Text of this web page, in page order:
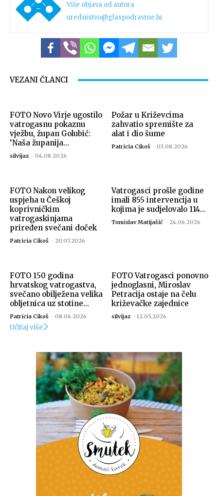
Više objava od autora
urednistvo@glaspodravine.hr
VEZANI ČLANCI
FOTO Novo Virje ugostilo
vatrogasnu pokaznu
vježbu, župan Golubić:
‘Naša županija...
silvijaz - 04.08.2026
Požar u Križevcima
zahvatio spremište za
alat i dio šume
Patricia Cikoš - 03.08.2026
FOTO Nakon velikog
uspjeha u Češkoj
koprivničkim
vatrogaskinjama
priređen svečani doček
Patricia Cikoš - 20.07.2026
Vatrogasci prošle godine
imali 855 intervencija u
kojima je sudjelovalo 114...
Tomislav Matijašić - 24.06.2026
FOTO 150 godina
hrvatskog vatrogastva,
svečano obilježena velika
obljetnica uz stotine...
Patricia Cikoš - 08.06.2026
FOTO Vatrogasci ponovno
jednoglasni, Miroslav
Petracija ostaje na čelu
križevačke zajednice
silvijaz - 12.05.2026
Učitaj više